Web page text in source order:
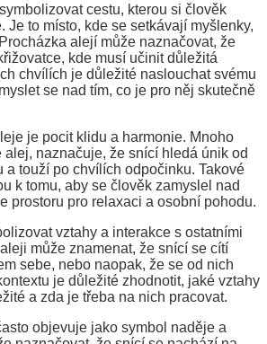
cestu, kterou si člověk
Je to místo, kde se setkávají myšlenky,
alejí může naznačovat, že
kde musí učinit důležitá
chvílích je důležité naslouchat svému
se nad tím, co je pro něj skutečně
je pocit klidu a harmonie. Mnoho
naznačuje, že snící hledá únik od
a touží po chvílích odpočinku. Takové
k tomu, aby se člověk zamyslel nad
prostoru pro relaxaci a osobní pohodu.
vztahy a interakce s ostatními
může znamenat, že snící se cítí
sebe, nebo naopak, že se od nich
je důležité zhodnotit, jaké vztahy
a zda je třeba na nich pracovat.
objevuje jako symbol naděje a